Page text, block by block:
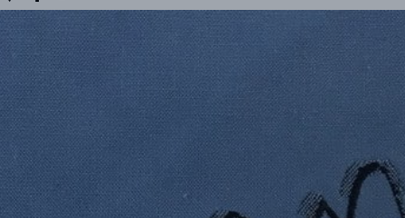
CONTACT